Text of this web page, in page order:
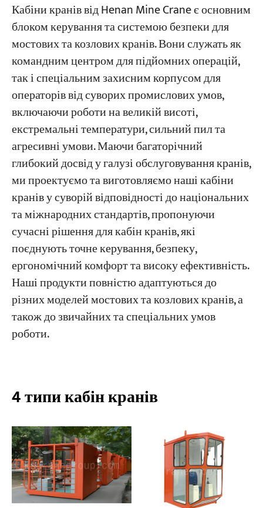
Проекти
Блоги
Новини
Програми
Про нас
Зв'яжіться з нами
Кабіни кранів від Henan Mine Crane є основним
блоком керування та системою безпеки для
мостових та козлових кранів. Вони служать як
командним центром для підйомних операцій,
так і спеціальним захисним корпусом для
операторів від суворих промислових умов,
включаючи роботи на великій висоті,
екстремальні температури, сильний пил та
агресивні умови. Маючи багаторічний
глибокий досвід у галузі обслуговування кранів,
ми проектуємо та виготовляємо наші кабіни
кранів у суворій відповідності до національних
та міжнародних стандартів, пропонуючи
сучасні рішення для кабін кранів, які
поєднують точне керування, безпеку,
ергономічний комфорт та високу ефективність.
Наші продукти повністю адаптуються до
різних моделей мостових та козлових кранів, а
також до звичайних та спеціальних умов
роботи.
4 типи кабін кранів